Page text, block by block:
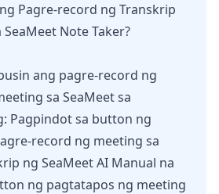
Pagre-record ng Transkrip
Note Taker?
ang pagre-record ng
sa SeaMeet sa
Pagpindot sa button ng
record ng meeting sa
ng SeaMeet AI Manual na
ng pagtatapos ng meeting